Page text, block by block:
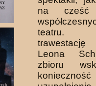
na cześć
teatru.
Leona
zbioru